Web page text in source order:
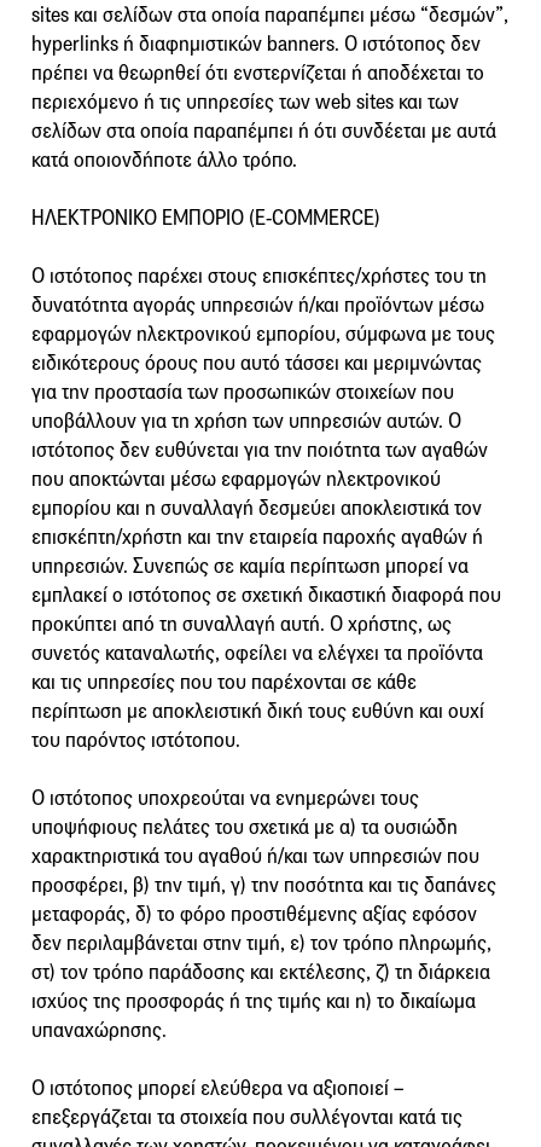
sites και σελίδων στα οποία παραπέμπει μέσω “δεσμών”,
hyperlinks ή διαφημιστικών banners. Ο ιστότοπος δεν
πρέπει να θεωρηθεί ότι ενστερνίζεται ή αποδέχεται το
περιεχόμενο ή τις υπηρεσίες των web sites και των
σελίδων στα οποία παραπέμπει ή ότι συνδέεται με αυτά
κατά οποιονδήποτε άλλο τρόπο.
ΗΛΕΚΤΡΟΝΙΚΟ ΕΜΠΟΡΙΟ (E-COMMERCE)
Ο ιστότοπος παρέχει στους επισκέπτες/χρήστες του τη
δυνατότητα αγοράς υπηρεσιών ή/και προϊόντων μέσω
εφαρμογών ηλεκτρονικού εμπορίου, σύμφωνα με τους
ειδικότερους όρους που αυτό τάσσει και μεριμνώντας
για την προστασία των προσωπικών στοιχείων που
υποβάλλουν για τη χρήση των υπηρεσιών αυτών. Ο
ιστότοπος δεν ευθύνεται για την ποιότητα των αγαθών
που αποκτώνται μέσω εφαρμογών ηλεκτρονικού
εμπορίου και η συναλλαγή δεσμεύει αποκλειστικά τον
επισκέπτη/χρήστη και την εταιρεία παροχής αγαθών ή
υπηρεσιών. Συνεπώς σε καμία περίπτωση μπορεί να
εμπλακεί ο ιστότοπος σε σχετική δικαστική διαφορά που
προκύπτει από τη συναλλαγή αυτή. Ο χρήστης, ως
συνετός καταναλωτής, οφείλει να ελέγχει τα προϊόντα
και τις υπηρεσίες που του παρέχονται σε κάθε
περίπτωση με αποκλειστική δική τους ευθύνη και ουχί
του παρόντος ιστότοπου.
Ο ιστότοπος υποχρεούται να ενημερώνει τους
υποψήφιους πελάτες του σχετικά με α) τα ουσιώδη
χαρακτηριστικά του αγαθού ή/και των υπηρεσιών που
προσφέρει, β) την τιμή, γ) την ποσότητα και τις δαπάνες
μεταφοράς, δ) το φόρο προστιθέμενης αξίας εφόσον
δεν περιλαμβάνεται στην τιμή, ε) τον τρόπο πληρωμής,
στ) τον τρόπο παράδοσης και εκτέλεσης, ζ) τη διάρκεια
ισχύος της προσφοράς ή της τιμής και η) το δικαίωμα
υπαναχώρησης.
Ο ιστότοπος μπορεί ελεύθερα να αξιοποιεί –
επεξεργάζεται τα στοιχεία που συλλέγονται κατά τις